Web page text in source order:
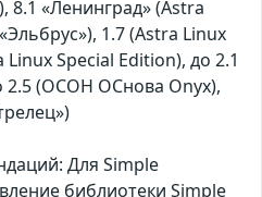
«Ленинград» (Astra
1.7 (Astra Linux
Special Edition), до 2.1
(ОСОН ОСнова Оnyx),
Для Simple
библиотеки Simple